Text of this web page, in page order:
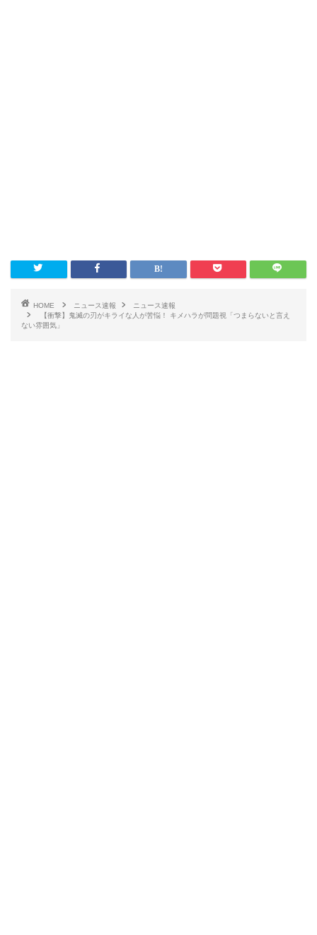
HOME ニュース速報
ニュース速報
【衝撃】鬼滅の刃がキライな人が苦悩！ キメハラが問題視「つまらないと言え
ない雰囲気」